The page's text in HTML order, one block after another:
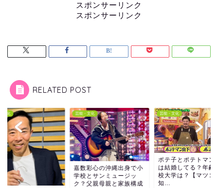
スポンサーリンク
スポンサーリンク
RELATED POST
文化
彩心の沖縄出身で小
とサンミュージッ
父親母親と家族構成
芸能・文化
ポテ子とポテトマン山下
は結婚してる？年齢や高
校大学は？【マツコの
知...
芸能・文化